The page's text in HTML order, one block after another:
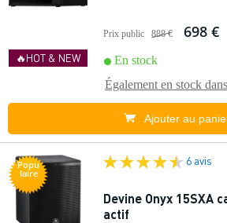
🔥HOT & NEW
Prix public 888 € 698 €
En stock
Également en stock dans
Ajouter au
Popu
laire
6 avis
Devine Onyx 15SXA
actif